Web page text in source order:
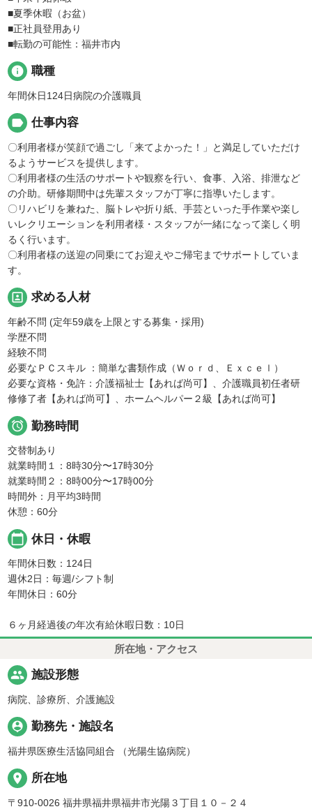
■夏季休暇（お盆）
■正社員登用あり
■転勤の可能性：福井市内
info 職種
年間休日124日病院の介護職員
label 仕事内容
〇利用者様が笑顔で過ごし「来てよかった！」と満足していただけ
るようサービスを提供します。
〇利用者様の生活のサポートや観察を行い、食事、入浴、排泄など
の介助。研修期間中は先輩スタッフが丁寧に指導いたします。
〇リハビリを兼ねた、脳トレや折り紙、手芸といった手作業や楽し
いレクリエーションを利用者様・スタッフが一緒になって楽しく明
るく行います。
〇利用者様の送迎の同乗にてお迎えやご帰宅までサポートしていま
す。
portrait 求める人材
年齢不問 (定年59歳を上限とする募集・採用)
学歴不問
経験不問
必要なＰＣスキル ：簡単な書類作成（Ｗｏｒｄ、Ｅｘｃｅｌ）
必要な資格・免許：介護福祉士【あれば尚可】、介護職員初任者研
修修了者【あれば尚可】、ホームヘルパー２級【あれば尚可】
 勤務時間
交替制あり
就業時間１：8時30分〜17時30分
就業時間２：8時00分〜17時00分
時間外：月平均3時間
休憩：60分
calendar_today 休日・休暇
年間休日数：124日
週休2日：毎週/シフト制
年間休日：60分
６ヶ月経過後の年次有給休暇日数：10日
所在地・アクセス
people 施設形態
病院、診療所、介護施設
person_pin 勤務先・施設名
福井県医療生活協同組合 （光陽生協病院）
place 所在地
〒910-0026 福井県福井県福井市光陽３丁目１０－２４